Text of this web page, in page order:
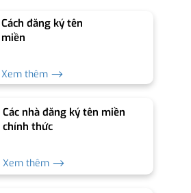
Cách đăng ký tên
miền
Xem thêm ⟶
Các nhà đăng ký tên miền
chính thức
Xem thêm ⟶